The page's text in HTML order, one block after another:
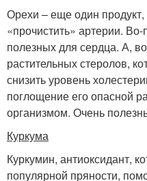
Орехи – еще один
«прочистить» артерии.
полезных для сердца. А,
растительных стеролов,
снизить уровень
поглощение его опасной
организмом. Очень
Куркума
Куркумин, антиоксидант,
популярной пряности,